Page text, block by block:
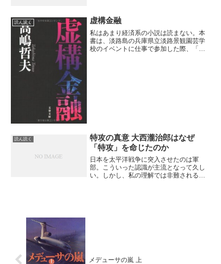
良く読んだものである。以来四半世紀が
過ぎ、その時々で秀作に...
読ん読く 虚構金融
私はあまり経済系の小説は読まない。本
書は、淡路島の兵庫県立淡路景観園芸学
校のイベントに仕事で参加した際、「お
読ん読く
特攻の真意 大西瀧治郎はなぜ
「特攻」を命じたのか
日本を太平洋戦争に突入させたのは軍
部。こういった認識が主流となって久し
い。しかし、私の理解では非難されるべ
メデューサの嵐 上